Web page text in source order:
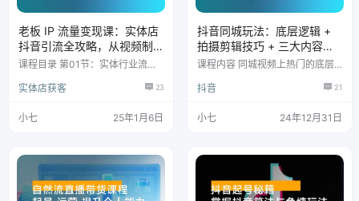
老板 IP 流量变现课：实体店
抖音引流全攻略，从视频制
作到直播变现，打造火爆生
课程目录 第01节：实体行业流量
业为什么生意越来越难.mp4 第03
4 第04节：实体老板如何通过DY
节：蓝V与普通号的优劣势有哪
些？.mp4 第07节：如何10招打造
同城属性账号.mp4 第08节：如何
给账号打上同城标签.mp4 第10
实体店获客 23
小七 25年1月6日
抖音同城玩法：底层逻辑 +
拍摄剪辑技巧 + 三大内容策
划，轻松上热门
课程内容 同城视频上热门的底层
同城账号定位法则.mp4 拍摄剪辑
内容 .mp4 三大内容策划之干货型
p4 爆款开篇三十六计(1).mp4 爆
款开篇三十六计(2).mp4 拆解优化
文嘉技巧5.mp4 好文案的万能模
板.mp4 拍摄教学.mp4 剪辑教学.
抖音 21
小七 24年12月31日